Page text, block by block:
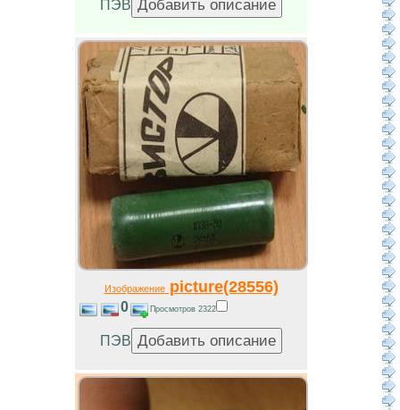
ПЭВ
Изображениеpicture(28556)
0 Просмотров 2322
ПЭВ